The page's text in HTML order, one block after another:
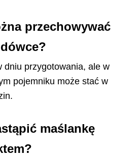
przechowywać
dniu przygotowania, ale w
pojemniku może stać w
maślankę